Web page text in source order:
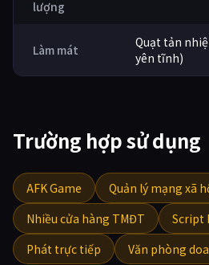
lượng
Làm mát
Quạt tản
yên tĩnh)
Trường hợp sử dụng
AFK Game
Quản lý mạng xã
Nhiều cửa hàng TMĐT
Script
Phát trực tiếp
Văn phòng